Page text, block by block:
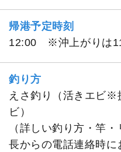
帰港予定時刻
12:00 ※沖上がりは11
釣り方
えさ釣り（活きエビ※
ビ）
（詳しい釣り方・竿
長からの電話連絡時に